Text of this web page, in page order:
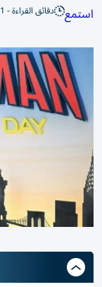
استمع دقائق القراءة - 1